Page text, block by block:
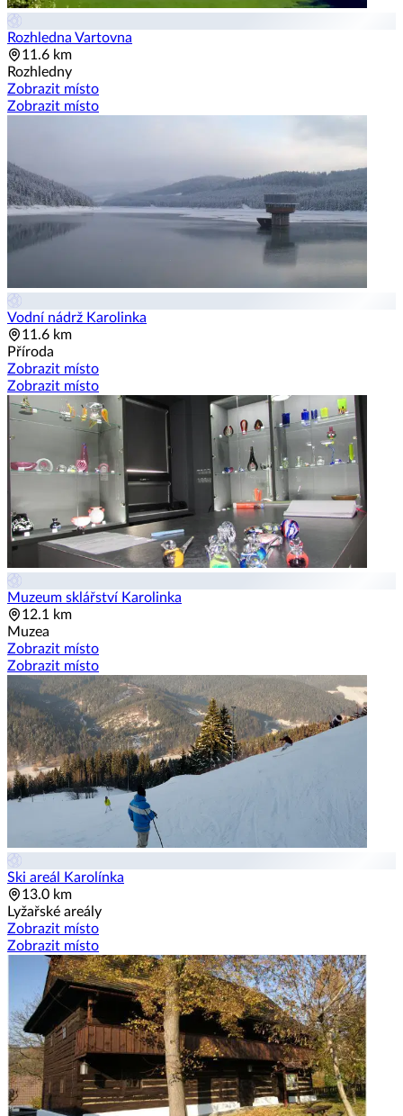
Rozhledna Vartovna
11.6 km
Rozhledny
Zobrazit místo
Zobrazit místo
Vodní nádrž Karolinka
11.6 km
Příroda
Zobrazit místo
Zobrazit místo
Muzeum sklářství Karolinka
12.1 km
Muzea
Zobrazit místo
Zobrazit místo
Ski areál Karolínka
13.0 km
Lyžařské areály
Zobrazit místo
Zobrazit místo